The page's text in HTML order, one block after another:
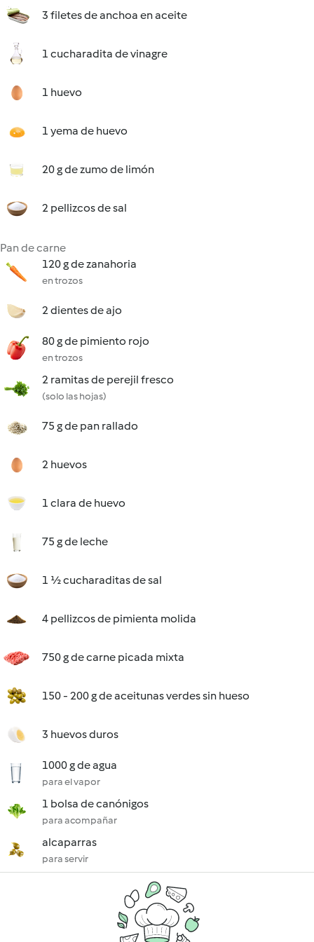
3 filetes de anchoa en aceite
1 cucharadita de vinagre
1 huevo
1 yema de huevo
20 g de zumo de limón
2 pellizcos de sal
Pan de carne
120 g de zanahoria
en trozos
2 dientes de ajo
80 g de pimiento rojo
en trozos
2 ramitas de perejil fresco
(solo las hojas)
75 g de pan rallado
2 huevos
1 clara de huevo
75 g de leche
1 ½ cucharaditas de sal
4 pellizcos de pimienta molida
750 g de carne picada mixta
150 - 200 g de aceitunas verdes sin hueso
3 huevos duros
1000 g de agua
para el vapor
1 bolsa de canónigos
para acompañar
alcaparras
para servir